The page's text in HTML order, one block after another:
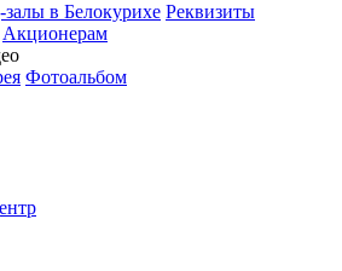
в Белокурихе Реквизиты
Акционерам
Фотоальбом